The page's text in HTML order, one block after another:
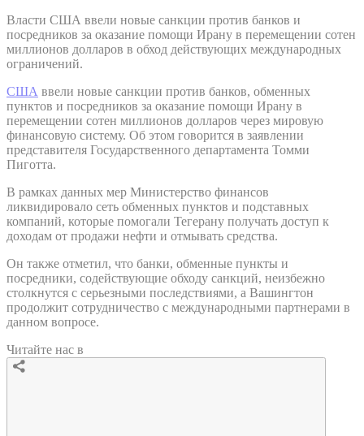
Власти США ввели новые санкции против банков и
посредников за оказание помощи Ирану в перемещении сотен
миллионов долларов в обход действующих международных
ограничений.
США ввели новые санкции против банков, обменных
пунктов и посредников за оказание помощи Ирану в
перемещении сотен миллионов долларов через мировую
финансовую систему. Об этом говорится в заявлении
представителя Государственного департамента Томми
Пиготта.
В рамках данных мер Министерство финансов
ликвидировало сеть обменных пунктов и подставных
компаний, которые помогали Тегерану получать доступ к
доходам от продажи нефти и отмывать средства.
Он также отметил, что банки, обменные пункты и
посредники, содействующие обходу санкций, неизбежно
столкнутся с серьезными последствиями, а Вашингтон
продолжит сотрудничество с международными партнерами в
данном вопросе.
Читайте нас в